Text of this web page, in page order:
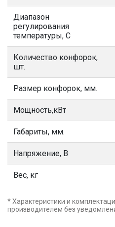
Диапазон
регулирования
температуры, С
Количество конфорок,
шт.
Размер конфорок, мм.
Мощность,кВт
Габариты, мм.
Напряжение, В
Вес, кг
* Характеристики и
производителем без